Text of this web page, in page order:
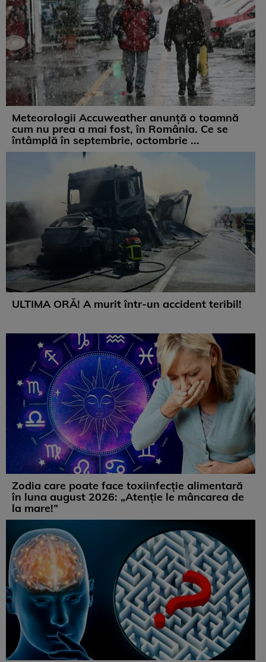
Meteorologii Accuweather anunță o toamnă
cum nu prea a mai fost, în România. Ce se
întâmplă în septembrie, octombrie ...
ULTIMA ORĂ! A murit într-un accident teribil!
Zodia care poate face toxiinfecție alimentară
în luna august 2026: „Atenție le mâncarea de
la mare!”